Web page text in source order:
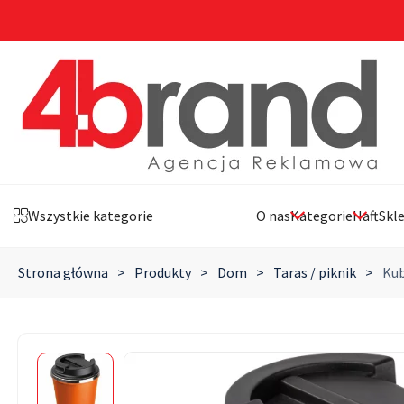
Wszystkie kategorie O nasKategorieHaft
Strona główna > Produkty > Dom > Taras / piknik >